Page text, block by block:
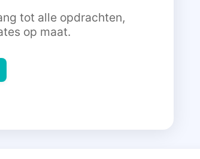
tot alle opdrachten,
op maat.